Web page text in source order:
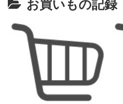
お買いもの記録